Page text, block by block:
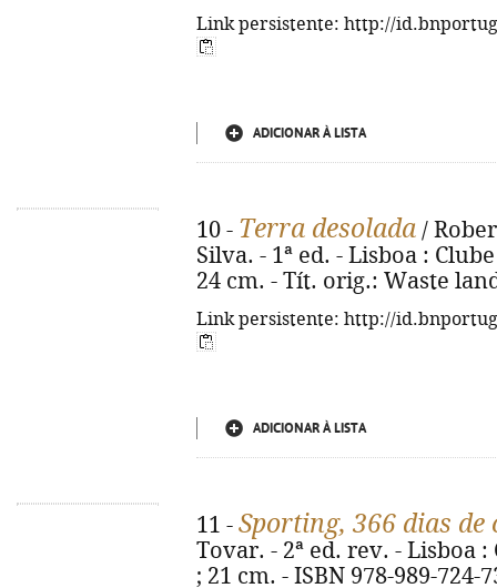
Link persistente: http://
ADICIONAR À LISTA
10 - Terra desolada /
Silva. - 1ª ed. - Lisboa :
24 cm. - Tít. orig.: Waste
Link persistente: http://
ADICIONAR À LISTA
11 - Sporting, 366 dias de
Tovar. - 2ª ed. rev. - Lisboa
; 21 cm. - ISBN 978-989-724-